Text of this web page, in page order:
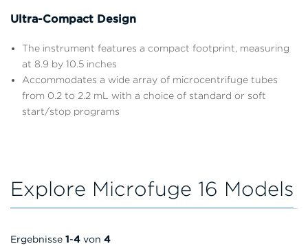
Ultra-Compact Design
The instrument features a compact footprint, measuring
at 8.9 by 10.5 inches
Accommodates a wide array of microcentrifuge tubes
from 0.2 to 2.2 mL with a choice of standard or soft
start/stop programs
Explore Microfuge 16 Models
Ergebnisse 1-4 von 4